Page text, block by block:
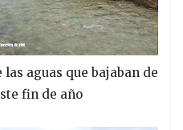
aguas que bajaban de
fin de año